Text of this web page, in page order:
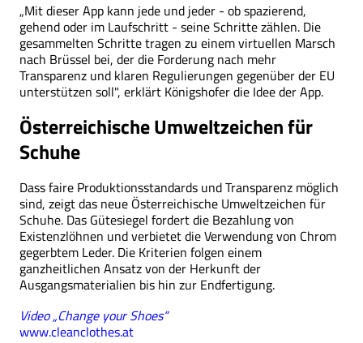
„Mit dieser App kann jede und jeder - ob spazierend,
gehend oder im Laufschritt - seine Schritte zählen. Die
gesammelten Schritte tragen zu einem virtuellen Marsch
nach Brüssel bei, der die Forderung nach mehr
Transparenz und klaren Regulierungen gegenüber der EU
unterstützen soll", erklärt Königshofer die Idee der App.
Österreichische Umweltzeichen für
Schuhe
Dass faire Produktionsstandards und Transparenz möglich
sind, zeigt das neue Österreichische Umweltzeichen für
Schuhe. Das Gütesiegel fordert die Bezahlung von
Existenzlöhnen und verbietet die Verwendung von Chrom
gegerbtem Leder. Die Kriterien folgen einem
ganzheitlichen Ansatz von der Herkunft der
Ausgangsmaterialien bis hin zur Endfertigung.
Video „Change your Shoes“
www.cleanclothes.at